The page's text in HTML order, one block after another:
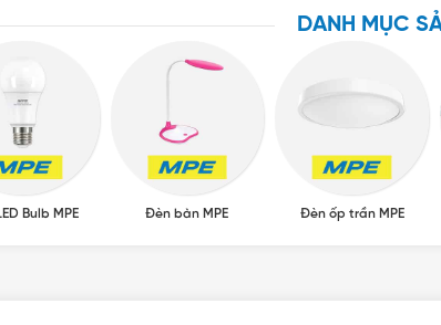
DANH MỤC
Bulb MPE Đèn bàn MPE Đèn ốp trần MPE